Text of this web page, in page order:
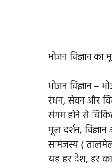
भोजन विज्ञान का
भोजन विज्ञान –
रंधन, सेवन और
संगम होने से
मूल दर्शन,
सामंजस्य (
यह हर देश, हर